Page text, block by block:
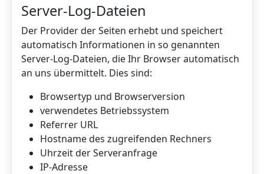
Server-Log-Dateien
Der Provider der Seiten erhebt und speichert
automatisch Informationen in so genannten
Server-Log-Dateien, die Ihr Browser automatisch
an uns übermittelt. Dies sind:
Browsertyp und Browserversion
verwendetes Betriebssystem
Referrer URL
Hostname des zugreifenden Rechners
Uhrzeit der Serveranfrage
IP-Adresse